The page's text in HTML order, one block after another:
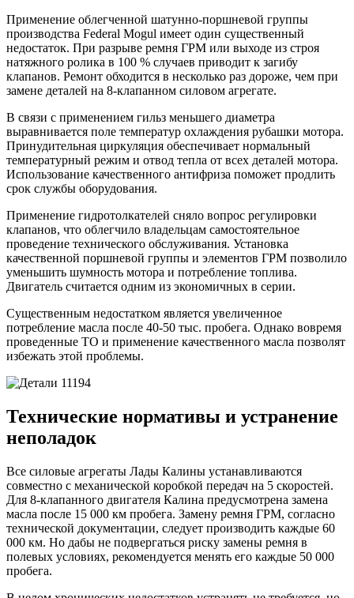
Применение облегченной шатунно-поршневой группы
производства Federal Mogul имеет один существенный
недостаток. При разрыве ремня ГРМ или выходе из строя
натяжного ролика в 100 % случаев приводит к загибу
клапанов. Ремонт обходится в несколько раз дороже, чем при
замене деталей на 8-клапанном силовом агрегате.
В связи с применением гильз меньшего диаметра
выравнивается поле температур охлаждения рубашки мотора.
Принудительная циркуляция обеспечивает нормальный
температурный режим и отвод тепла от всех деталей мотора.
Использование качественного антифриза поможет продлить
срок службы оборудования.
Применение гидротолкателей сняло вопрос регулировки
клапанов, что облегчило владельцам самостоятельное
проведение технического обслуживания. Установка
качественной поршневой группы и элементов ГРМ позволило
уменьшить шумность мотора и потребление топлива.
Двигатель считается одним из экономичных в серии.
Существенным недостатком является увеличенное
потребление масла после 40-50 тыс. пробега. Однако вовремя
проведенные ТО и применение качественного масла позволят
избежать этой проблемы.
Технические нормативы и устранение
неполадок
Все силовые агрегаты Лады Калины устанавливаются
совместно с механической коробкой передач на 5 скоростей.
Для 8-клапанного двигателя Калина предусмотрена замена
масла после 15 000 км пробега. Замену ремня ГРМ, согласно
технической документации, следует производить каждые 60
000 км. Но дабы не подвергаться риску замены ремня в
полевых условиях, рекомендуется менять его каждые 50 000
пробега.